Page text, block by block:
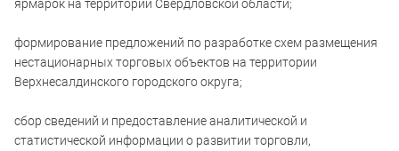
ярмарок на территории Свердловской области;
формирование предложений по разработке схем размещения
нестационарных торговых объектов на территории
Верхнесалдинского городского округа;
сбор сведений и предоставление аналитической и
статистической информации о развитии торговли,